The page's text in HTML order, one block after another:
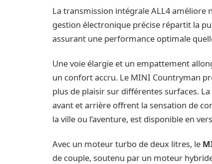
La transmission intégrale ALL4 améliore
gestion électronique précise répartit la
assurant une performance optimale
Une voie élargie et un empattement
un confort accru. Le MINI Countryman
plus de plaisir sur différentes surfaces.
avant et arrière offrent la sensation de
la ville ou l’aventure, est disponible en
Avec un moteur turbo de deux litres, le
de couple, soutenu par un moteur